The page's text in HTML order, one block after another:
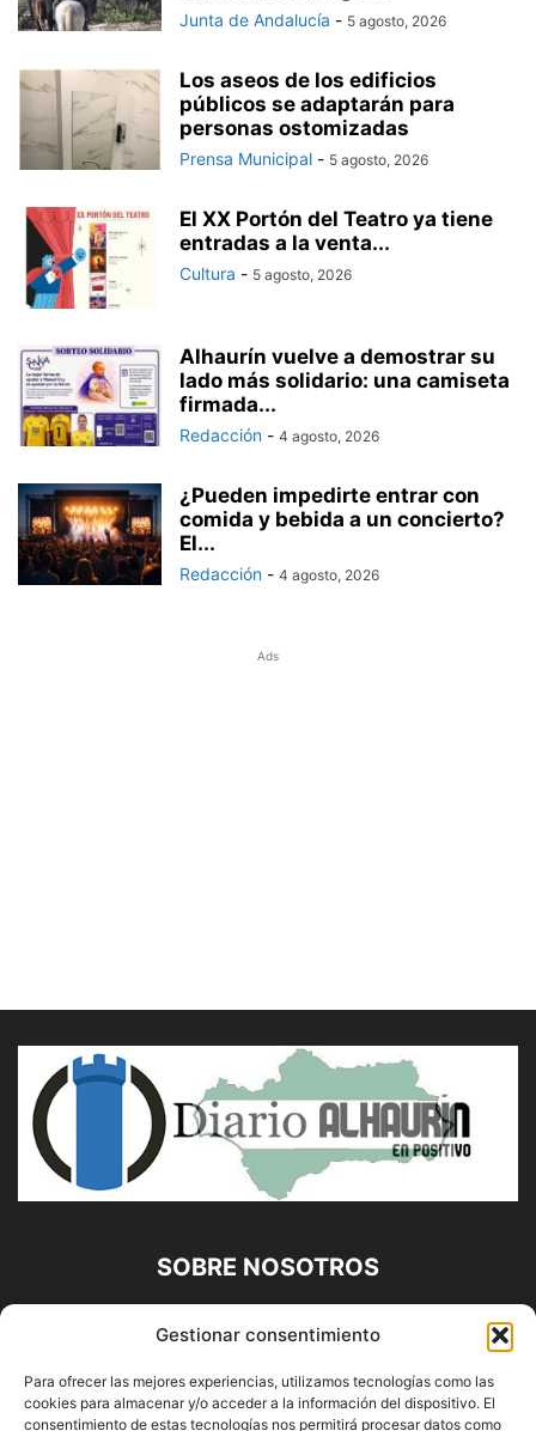
Gestionar consentimiento
Para ofrecer las mejores experiencias, utilizamos tecnologías como las
cookies para almacenar y/o acceder a la información del dispositivo. El
consentimiento de estas tecnologías nos permitirá procesar datos como
Junta de Andalucía - 5 agosto, 2026
Los aseos de los edificios
públicos se adaptarán para
personas ostomizadas
Prensa Municipal - 5 agosto, 2026
El XX Portón del Teatro ya tiene
entradas a la venta...
Cultura - 5 agosto, 2026
Alhaurín vuelve a demostrar su
lado más solidario: una camiseta
firmada...
Redacción - 4 agosto, 2026
¿Pueden impedirte entrar con
comida y bebida a un concierto?
El...
Redacción - 4 agosto, 2026
Ads
SOBRE NOSOTROS
Diario Alhaurín (www.alhaurindelatorre.com) Propiedad de
Francisco E. López López | 639 95 71 95 | Noticias de
Alhaurín de la Torre, Málaga y Provincia|
Contáctanos:info@alhaurindelatorre.com